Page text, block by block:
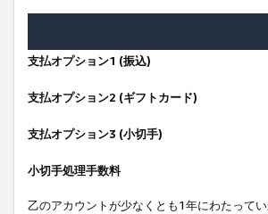
支払オプション1 (振込)
支払オプション2 (ギフトカード)
支払オプション3 (小切手)
小切手処理手数料
乙のアカウントが少なくとも1年にわたって